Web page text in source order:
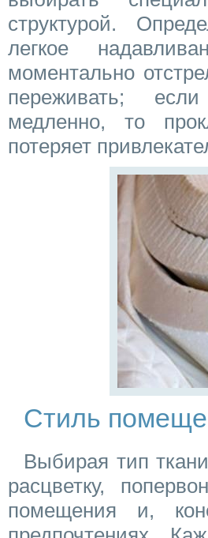
структурой.
легкое
моментально
переживать;
медленно, то
потеряет
Стиль
Выбирая тип
расцветку,
помещения и,